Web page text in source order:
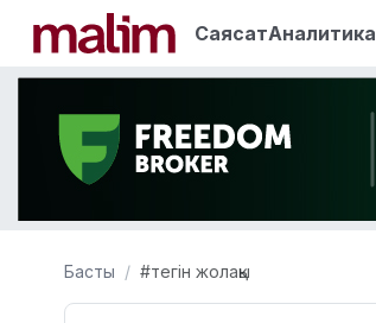
СаясатАналитика
Басты #тегін жолақы